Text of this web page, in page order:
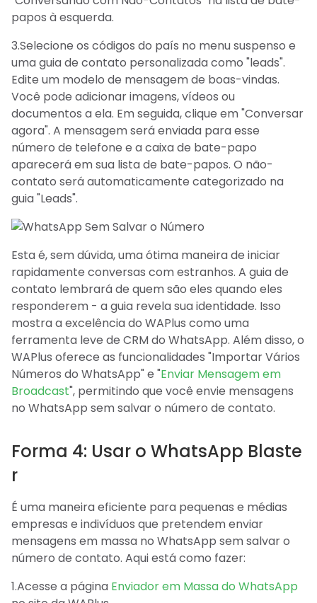
papos à esquerda.
3.Selecione os códigos do país no menu suspenso e
uma guia de contato personalizada como "leads".
Edite um modelo de mensagem de boas-vindas.
Você pode adicionar imagens, vídeos ou
documentos a ela. Em seguida, clique em "Conversar
agora". A mensagem será enviada para esse
número de telefone e a caixa de bate-papo
aparecerá em sua lista de bate-papos. O não-
contato será automaticamente categorizado na
guia "Leads".
Esta é, sem dúvida, uma ótima maneira de iniciar
rapidamente conversas com estranhos. A guia de
contato lembrará de quem são eles quando eles
responderem - a guia revela sua identidade. Isso
mostra a excelência do WAPlus como uma
ferramenta leve de CRM do WhatsApp. Além disso, o
WAPlus oferece as funcionalidades "Importar Vários
Números do WhatsApp" e "Enviar Mensagem em
Broadcast", permitindo que você envie mensagens
no WhatsApp sem salvar o número de contato.
Forma 4: Usar o WhatsApp Blaste
r
É uma maneira eficiente para pequenas e médias
empresas e indivíduos que pretendem enviar
mensagens em massa no WhatsApp sem salvar o
número de contato. Aqui está como fazer:
1.Acesse a página Enviador em Massa do WhatsApp